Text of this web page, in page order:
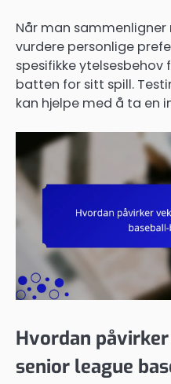
Når man sammenligner
vurdere personlige
spesifikke ytelsesbehov
batten for sitt spill.
kan hjelpe med å ta en
Hvordan
senior league